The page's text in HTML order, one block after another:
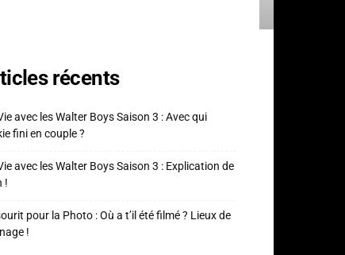
récents
avec les Walter Boys Saison 3 : Avec qui
fini en couple ?
avec les Walter Boys Saison 3 : Explication de
!
pour la Photo : Où a t’il été filmé ? Lieux de
!